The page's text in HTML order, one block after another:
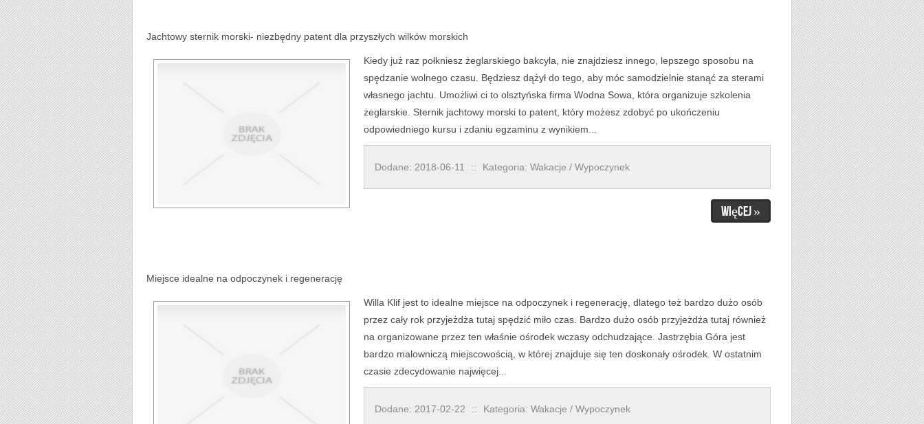
Jachtowy sternik morski- niezbędny patent dla przyszłych wilków morskich
Kiedy już raz połkniesz żeglarskiego bakcyla, nie znajdziesz innego, lepszego sposobu na
spędzanie wolnego czasu. Będziesz dążył do tego, aby móc samodzielnie stanąć za sterami
własnego jachtu. Umożliwi ci to olsztyńska firma Wodna Sowa, która organizuje szkolenia
żeglarskie. Sternik jachtowy morski to patent, który możesz zdobyć po ukończeniu
odpowiedniego kursu i zdaniu egzaminu z wynikiem...
Dodane: 2018-06-11 :: Kategoria: Wakacje / Wypoczynek
Więcej »
Miejsce idealne na odpoczynek i regenerację
Willa Klif jest to idealne miejsce na odpoczynek i regenerację, dlatego też bardzo dużo osób
przez cały rok przyjeżdża tutaj spędzić miło czas. Bardzo dużo osób przyjeżdża tutaj również
na organizowane przez ten właśnie ośrodek wczasy odchudzające. Jastrzębia Góra jest
bardzo malowniczą miejscowością, w której znajduje się ten doskonały ośrodek. W ostatnim
czasie zdecydowanie najwięcej...
Dodane: 2017-02-22 :: Kategoria: Wakacje / Wypoczynek